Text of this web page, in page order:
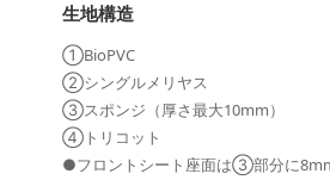
生地構造
①BioPVC
②シングルメリヤス
③スポンジ（厚さ最大10mm）
④トリコット
●フロントシート座面は③部分に